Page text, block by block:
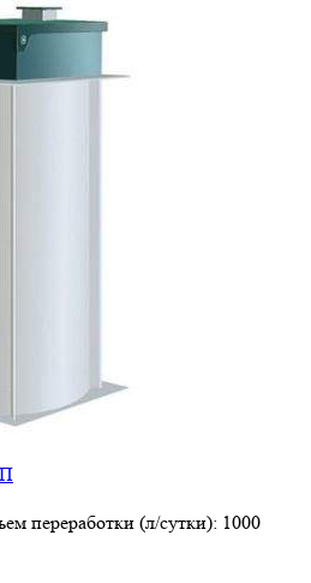
переработки (л/сутки): 1000